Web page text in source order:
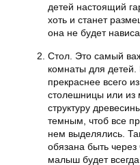
детей настоящий
хоть и станет
она не будет
Стол. Это самый
комнаты для детей.
прекраснее всего
столешницы или из
структуру
темным, чтоб все
нем выделялись.
обязана быть через
малыш будет